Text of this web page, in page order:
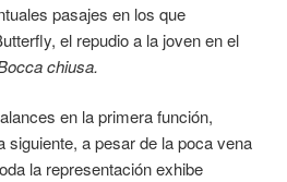
pasajes en los que
el repudio a la joven en el
chiusa.
en la primera función,
siguiente, a pesar de la poca vena
la representación exhibe